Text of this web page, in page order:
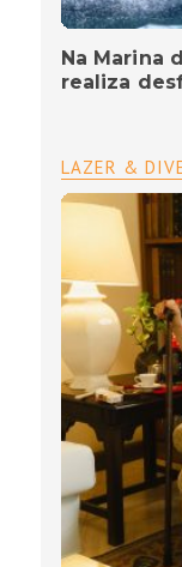
Na Marina
realiza
LAZER &